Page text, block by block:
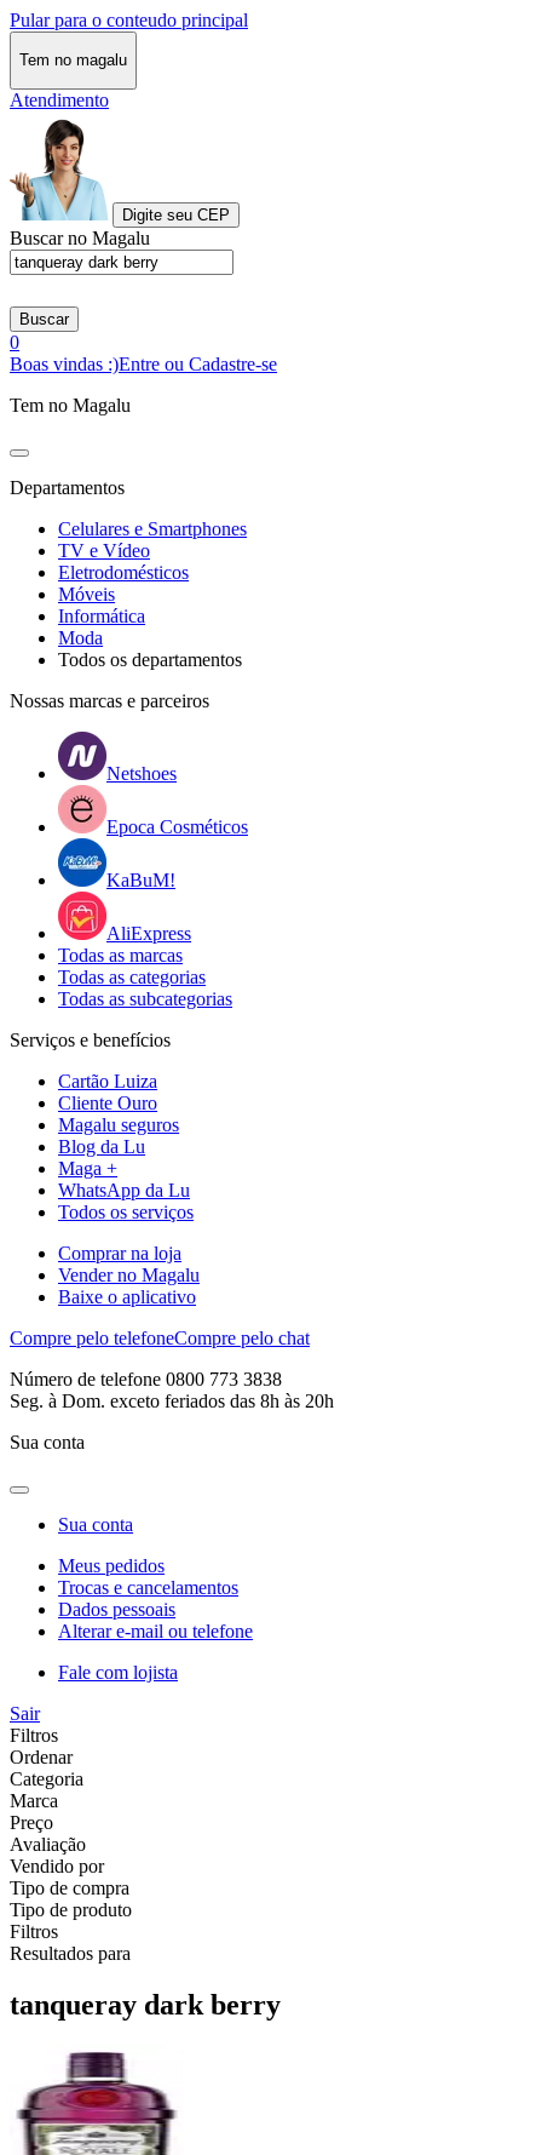
Pular para o conteudo principal
Tem no magalu
Atendimento
Digite seu CEP
Buscar no Magalu
Buscar
0
Boas vindas :)Entre ou Cadastre-se
Tem no Magalu
Departamentos
Celulares e Smartphones
TV e Vídeo
Eletrodomésticos
Móveis
Informática
Moda
Todos os departamentos
Nossas marcas e parceiros
Netshoes
Epoca Cosméticos
KaBuM!
AliExpress
Todas as marcas
Todas as categorias
Todas as subcategorias
Serviços e benefícios
Cartão Luiza
Cliente Ouro
Magalu seguros
Blog da Lu
Maga +
WhatsApp da Lu
Todos os serviços
Comprar na loja
Vender no Magalu
Baixe o aplicativo
Compre pelo telefoneCompre pelo chat
Número de telefone 0800 773 3838
Seg. à Dom. exceto feriados das 8h às 20h
Sua conta
Sua conta
Meus pedidos
Trocas e cancelamentos
Dados pessoais
Alterar e-mail ou telefone
Fale com lojista
Sair
Filtros
Ordenar
Categoria
Marca
Preço
Avaliação
Vendido por
Tipo de compra
Tipo de produto
Filtros
Resultados para
tanqueray dark berry